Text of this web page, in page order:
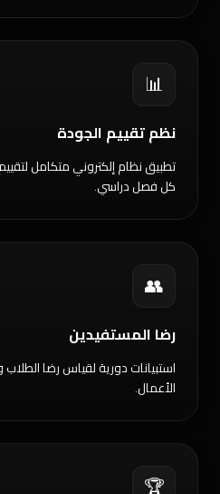
📊
نظم تقييم الجودة
تطبيق نظام إلكتروني متكامل
كل فصل دراسي.
👥
رضا المستفيدين
استبيانات دورية لقياس رضا
الأعمال.
🏆